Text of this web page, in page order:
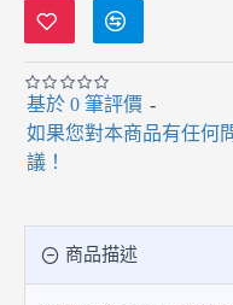
基於 0 筆評價 -
如果您對本商品有任何
議！
商品描述